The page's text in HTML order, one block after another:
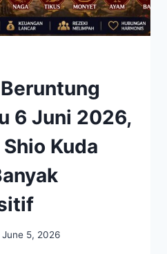
6 Juni 2026,
Kuda
June 5, 2026